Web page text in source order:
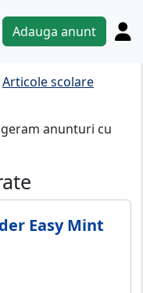
Adauga anunt
Articole scolare
anunturi cu
Easy Mint